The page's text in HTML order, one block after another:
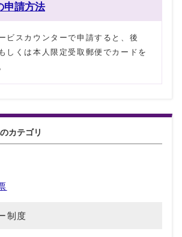
申請方法
ビスカウンターで申請すると、後
しくは本人限定受取郵便でカードを
カテゴリ
制度